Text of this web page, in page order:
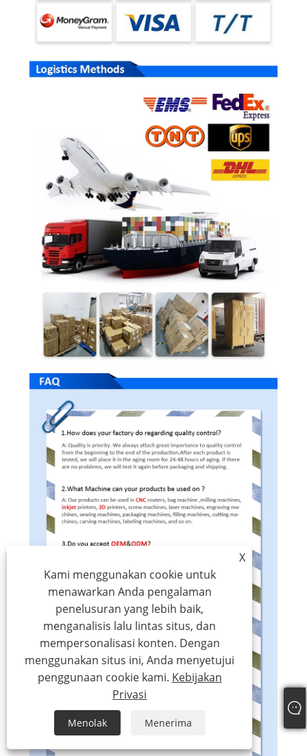
X
Kami menggunakan cookie untuk
menawarkan Anda pengalaman
penelusuran yang lebih baik,
menganalisis lalu lintas situs, dan
mempersonalisasi konten. Dengan
menggunakan situs ini, Anda menyetujui
penggunaan cookie kami. Kebijakan
Privasi
Menolak Menerima